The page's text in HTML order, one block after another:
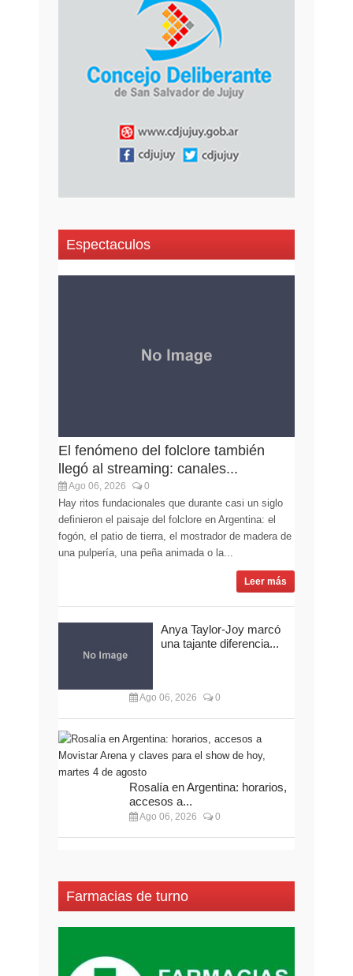
Espectaculos
El fenómeno del folclore también
llegó al streaming: canales...
Ago 06, 2026 0
Hay ritos fundacionales que durante casi un siglo
definieron el paisaje del folclore en Argentina: el
fogón, el patio de tierra, el mostrador de madera de
una pulpería, una peña animada o la...
Leer más
Anya Taylor-Joy marcó
una tajante diferencia...
Ago 06, 2026 0
Rosalía en Argentina: horarios,
accesos a...
Ago 06, 2026 0
Farmacias de turno